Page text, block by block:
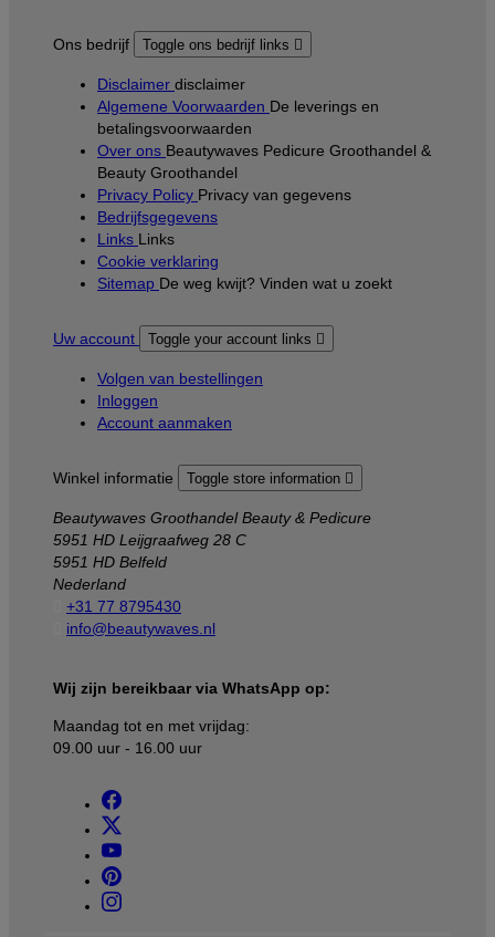
Ons bedrijf Toggle ons bedrijf links 
Disclaimer disclaimer
Algemene Voorwaarden De leverings en
betalingsvoorwaarden
Over ons Beautywaves Pedicure Groothandel &
Beauty Groothandel
Privacy Policy Privacy van gegevens
Bedrijfsgegevens
Links Links
Cookie verklaring
Sitemap De weg kwijt? Vinden wat u zoekt
Uw account Toggle your account links 
Volgen van bestellingen
Inloggen
Account aanmaken
Winkel informatie Toggle store information 
Beautywaves Groothandel Beauty & Pedicure
5951 HD Leijgraafweg 28 C
5951 HD Belfeld
Nederland
+31 77 8795430
info@beautywaves.nl
Wij zijn bereikbaar via WhatsApp op:
Maandag tot en met vrijdag:
09.00 uur - 16.00 uur